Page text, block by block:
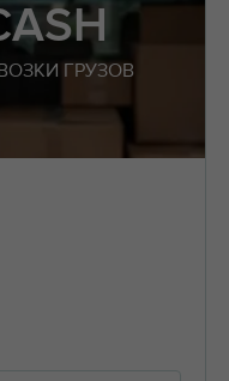
ГРУЗОВ